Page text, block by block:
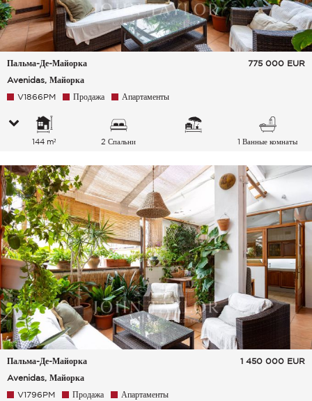
Пальма-Де-Майорка
Avenidas, Майорка
775 000 EUR
V1866PM Продажа Апартаменты
144 m² 2 Спальни 1 Ванные комнаты
Пальма-Де-Майорка
Avenidas, Майорка
1 450 000 EUR
V1796PM Продажа Апартаменты